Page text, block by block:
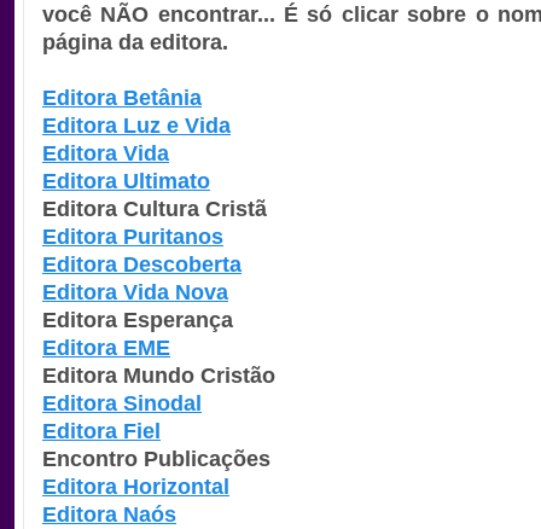
você NÃO encontrar... É só clicar sobre o
página da editora.
Editora Betânia
Editora Luz e Vida
Editora Vida
Editora Ultimato
Editora Cultura Cristã
Editora Puritanos
Editora Descoberta
Editora Vida Nova
Editora Esperança
Editora EME
Editora Mundo Cristão
Editora Sinodal
Editora Fiel
Encontro Publicações
Editora Horizontal
Editora Naós